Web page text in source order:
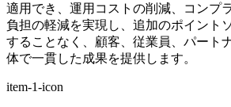
適用でき、運用コストの削減、コンプ
負担の軽減を実現し、追加のポイント
することなく、顧客、従業員、パート
体で一貫した成果を提供します。
item-1-icon